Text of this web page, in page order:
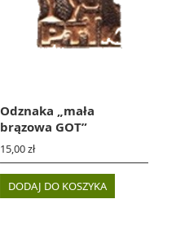
Odznaka „mała
brązowa GOT”
15,00zł
DODAJ DO KOSZYKA